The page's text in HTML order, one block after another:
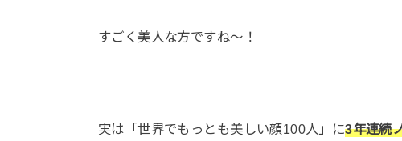
すごく美人な方ですね～！
実は「世界でもっとも美しい顔100人」に3年連続